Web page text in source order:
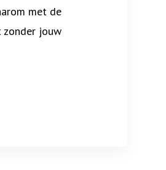
met de
zonder jouw